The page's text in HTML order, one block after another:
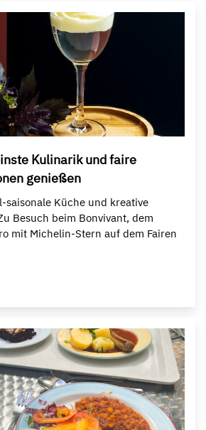
Kulinarik und faire
genießen
saisonale Küche und kreative
Besuch beim Bonvivant, dem
mit Michelin-Stern auf dem Fairen